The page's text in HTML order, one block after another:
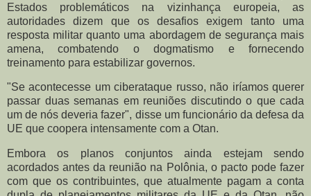
Estados problemáticos na vizinhança europeia, as
autoridades dizem que os desafios exigem tanto uma
resposta militar quanto uma abordagem de segurança mais
amena, combatendo o dogmatismo e fornecendo
treinamento para estabilizar governos.
"Se acontecesse um ciberataque russo, não iríamos querer
passar duas semanas em reuniões discutindo o que cada
um de nós deveria fazer", disse um funcionário da defesa da
UE que coopera intensamente com a Otan.
Embora os planos conjuntos ainda estejam sendo
acordados antes da reunião na Polônia, o pacto pode fazer
com que os contribuintes, que atualmente pagam a conta